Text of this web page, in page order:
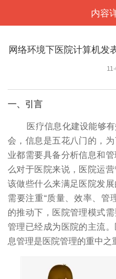
内容
网络环境下医院计算机发
一、引言
医疗信息化建设能够有
会，信息是五花八门的，
业都需要具备分析信息和管
么对于医院来说，医院运
该做些什么来满足医院发
需要注重“质量、效率、管
的推动下，医院管理模式
管理已经成为医院的主流
息管理是医院管理的重中之